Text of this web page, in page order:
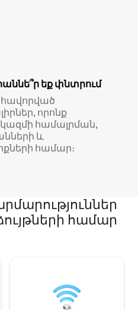
եք փնտրում
որոնք
համալրման,
և
համար։
համար